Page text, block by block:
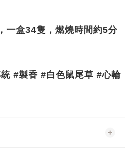
一盒34隻，燃燒時間約5分
#製香 #白色鼠尾草 #心輪